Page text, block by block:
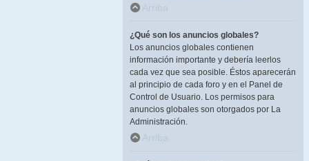
Arriba
¿Qué son los anuncios globales?
Los anuncios globales contienen
información importante y debería leerlos
cada vez que sea posible. Éstos aparecerán
al principio de cada foro y en el Panel de
Control de Usuario. Los permisos para
anuncios globales son otorgados por La
Administración.
Arriba